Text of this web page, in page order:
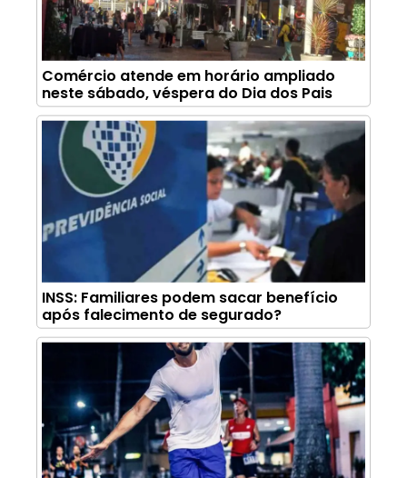
Comércio atende em horário ampliado
neste sábado, véspera do Dia dos Pais
INSS: Familiares podem sacar benefício
após falecimento de segurado?